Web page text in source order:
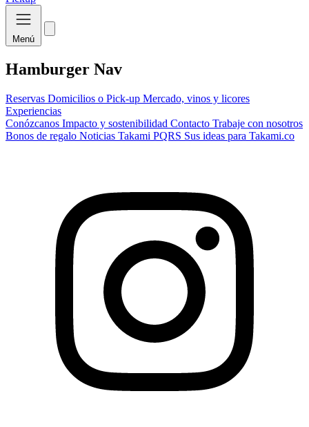
Menú
Hamburger Nav
Reservas Domicilios o Pick-up Mercado, vinos y licores
Experiencias
Conózcanos Impacto y sostenibilidad Contacto Trabaje con nosotros
Bonos de regalo Noticias Takami PQRS Sus ideas para Takami.co